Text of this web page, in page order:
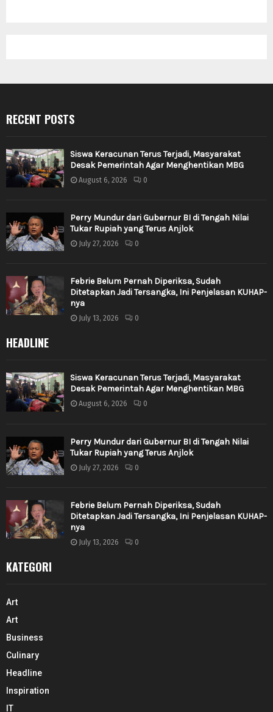
RECENT POSTS
Siswa Keracunan Terus Terjadi, Masyarakat
Desak Pemerintah Agar Menghentikan MBG
August 6, 2026 0
Perry Mundur dari Gubernur BI di Tengah Nilai
Tukar Rupiah yang Terus Anjlok
July 27, 2026 0
Febrie Belum Pernah Diperiksa, Sudah
Ditetapkan Jadi Tersangka, Ini Penjelasan KUHAP-
nya
July 13, 2026 0
HEADLINE
Siswa Keracunan Terus Terjadi, Masyarakat
Desak Pemerintah Agar Menghentikan MBG
August 6, 2026 0
Perry Mundur dari Gubernur BI di Tengah Nilai
Tukar Rupiah yang Terus Anjlok
July 27, 2026 0
Febrie Belum Pernah Diperiksa, Sudah
Ditetapkan Jadi Tersangka, Ini Penjelasan KUHAP-
nya
July 13, 2026 0
KATEGORI
Art
Art
Business
Culinary
Headline
Inspiration
IT